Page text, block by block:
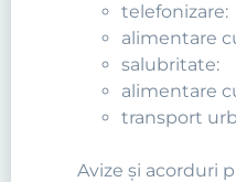
telefonizare:
alimentare
salubritate:
alimentare
transport
Avize şi acorduri